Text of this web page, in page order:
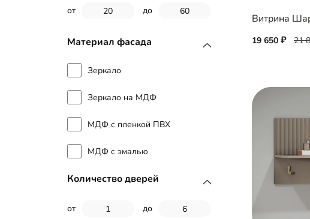
Тумба для обуви
от до
Материал фасада
Зеркало
Зеркало на МДФ
МДФ с пленкой ПВХ
МДФ с эмалью
Количество дверей
от до
Витрина
19 650 21